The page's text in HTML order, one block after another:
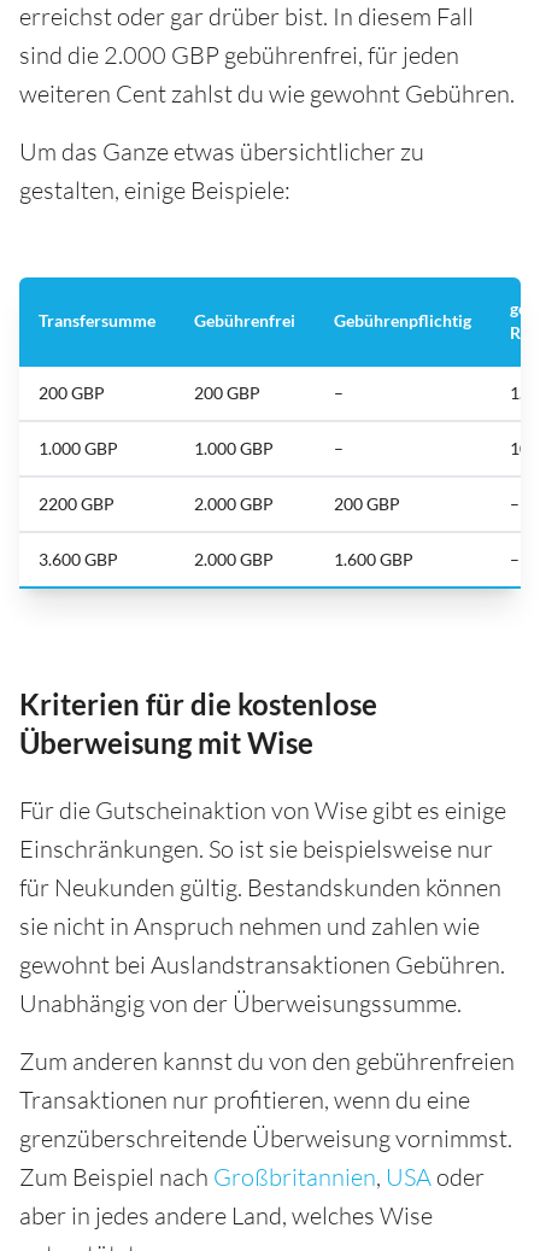
erreichst oder gar drüber bist. In diesem Fall
sind die 2.000 GBP gebührenfrei, für jeden
weiteren Cent zahlst du wie gewohnt Gebühren.
Um das Ganze etwas übersichtlicher zu
gestalten, einige Beispiele:
Transfersumme Gebührenfrei Gebührenpflichtig
200 GBP 200 GBP –
1.000 GBP 1.000 GBP –
2200 GBP 2.000 GBP 200 GBP –
3.600 GBP 2.000 GBP 1.600 GBP –
Kriterien für die kostenlose
Überweisung mit Wise
Für die Gutscheinaktion von Wise gibt es einige
Einschränkungen. So ist sie beispielsweise nur
für Neukunden gültig. Bestandskunden können
sie nicht in Anspruch nehmen und zahlen wie
gewohnt bei Auslandstransaktionen Gebühren.
Unabhängig von der Überweisungssumme.
Zum anderen kannst du von den gebührenfreien
Transaktionen nur profitieren, wenn du eine
grenzüberschreitende Überweisung vornimmst.
Zum Beispiel nach Großbritannien, USA oder
aber in jedes andere Land, welches Wise